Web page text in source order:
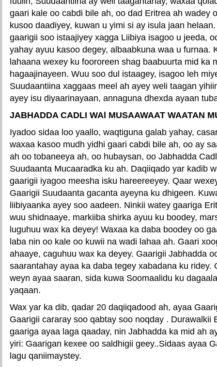
gaari kale oo cabdi bile ah, oo dad Eritrea ah wadey
kusoo daadiyey, kuwan u yimi si ay isula jaan
gaarigii soo istaajiyey xagga Liibiya isagoo u jeeda,
yahay ayuu kasoo degey, albaabkuna waa u furnaa.
lahaana wexey ku foororeen shag baabuurta mid ka
hagaajinayeen. Wuu soo dul istaagey, isagoo leh
Suudaantiina xaggaas meel ah ayey weli taagan
ayey isu diyaarinayaan, annaguna dhexda ayaan
JABHADDA CADLI WAl MUSAAWAAT WAATAN
Iyadoo sidaa loo yaallo, waqtiguna galab yahay,
waxaa kasoo mudh yidhi gaari cabdi bile ah, oo ay
ah oo tobaneeya ah, oo hubaysan, oo Jabhadda
Suudaanta Mucaaradka ku ah. Daqiiqado yar kadib
gaarigii iyagoo meesha isku hareereeyey. Qaar
Gaarigii Suudaanta gacanta ayeyna ku dhigeen.
liibiyaanka ayey soo aadeen. Ninkii watey gaariga
wuu shidnaaye, markiiba shirka ayuu ku boodey,
luguhuu wax ka deyey! Waxaa ka daba boodey oo
laba nin oo kale oo kuwii na wadi lahaa ah. Gaari
ahaaye, caguhuu wax ka deyey. Gaarigii Jabhadda
saarantahay ayaa ka daba tegey xabadana ku ridey.
weyn ayaa saaran, sida kuwa Soomaalidu ku
yaqaan.
Wax yar ka dib, qadar 20 daqiiqadood ah, ayaa
Gaarigii cararay soo qabtay soo noqday . Durawalkii
gaariga ayaa laga qaaday, nin Jabhadda ka mid ah
yiri: Gaarigan kexee oo saldhigii geey..Sidaas ayaa
lagu qaniimaystey.